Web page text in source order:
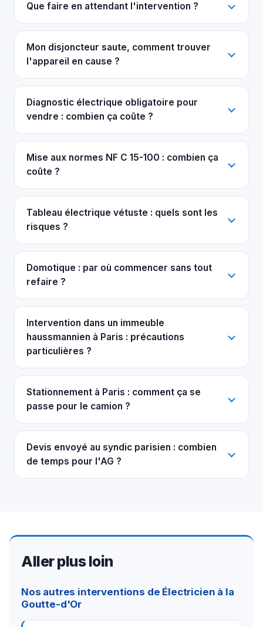
Que faire en attendant l'intervention ?
Mon disjoncteur saute, comment trouver
l'appareil en cause ?
Diagnostic électrique obligatoire pour
vendre : combien ça coûte ?
Mise aux normes NF C 15-100 : combien ça
coûte ?
Tableau électrique vétuste : quels sont les
risques ?
Domotique : par où commencer sans tout
refaire ?
Intervention dans un immeuble
haussmannien à Paris : précautions
particulières ?
Stationnement à Paris : comment ça se
passe pour le camion ?
Devis envoyé au syndic parisien : combien
de temps pour l'AG ?
Aller plus loin
Nos autres interventions de Électricien à la
Goutte-d'Or